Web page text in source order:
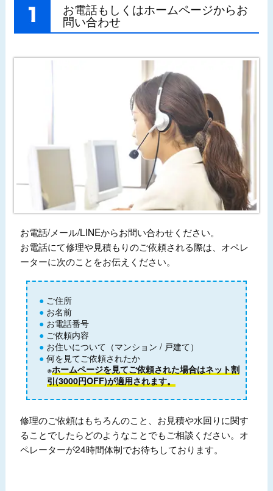
お電話もしくはホームページからお
問い合わせ
お電話/メール/LINEからお問い合わせください。
お電話にて修理や見積もりのご依頼される際は、オペレ
ーターに次のことをお伝えください。
ご住所
お名前
お電話番号
ご依頼内容
お住いについて（マンション / 戸建て）
何を見てご依頼されたか
※ホームページを見てご依頼された場合はネット割
引(3000円OFF)が適用されます。
修理のご依頼はもちろんのこと、お見積や水回りに関す
ることでしたらどのようなことでもご相談ください。オ
ペレーターが24時間体制でお待ちしております。